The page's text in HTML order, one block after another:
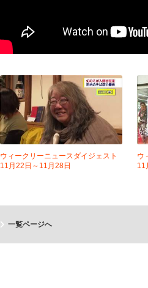
ウィークリーニュースダイジェスト
11月22日～11月28日
ウ
11
一覧ページへ